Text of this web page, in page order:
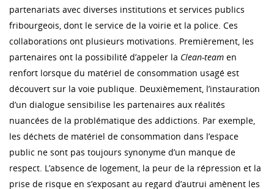
partenariats avec diverses institutions et services publics
fribourgeois, dont le service de la voirie et la police. Ces
collaborations ont plusieurs motivations. Premièrement, les
partenaires ont la possibilité d’appeler la Clean-team en
renfort lorsque du matériel de consommation usagé est
découvert sur la voie publique. Deuxièmement, l’instauration
d’un dialogue sensibilise les partenaires aux réalités
nuancées de la problématique des addictions. Par exemple,
les déchets de matériel de consommation dans l’espace
public ne sont pas toujours synonyme d’un manque de
respect. L’absence de logement, la peur de la répression et la
prise de risque en s’exposant au regard d’autrui amènent les